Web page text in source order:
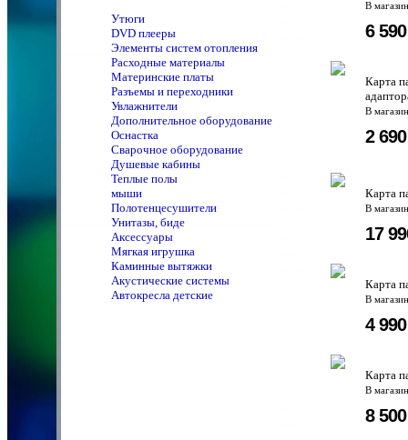
Утюги
DVD плееры
Элементы систем отопления
Расходные материалы
Материнские платы
Разъемы и переходники
Увлажнители
Дополнительное оборудование
Оснастка
Сварочное оборудование
Душевые кабины
Теплые полы
мыши
Полотенцeсушители
Унитазы, биде
Аксессуары
Мягкая игрушка
Каминные вытяжки
Акустические системы
Автокресла детские
В
6
Карта
В
2
Карта
В
17
Карта
В
4
Карта
В
8